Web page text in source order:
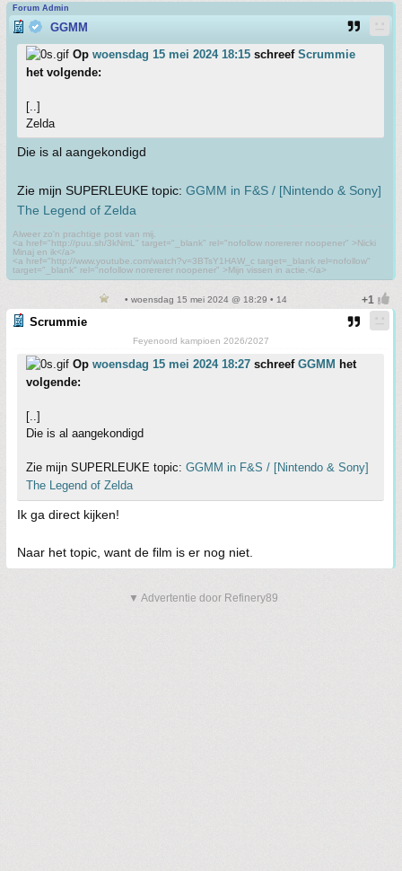
Forum Admin
GGMM
Op woensdag 15 mei 2024 18:15 schreef Scrummie
het volgende:
[..]
Zelda
Die is al aangekondigd
Zie mijn SUPERLEUKE topic: GGMM in F&S / [Nintendo & Sony]
The Legend of Zelda
Alweer zo'n prachtige post van mij.
<a href="http://puu.sh/3kNmL" target="_blank" rel="nofollow norererer noopener" >Nicki
Minaj en ik</a>
<a href="http://www.youtube.com/watch?v=3BTsY1HAW_c target=_blank rel=nofollow"
target="_blank" rel="nofollow norererer noopener" >Mijn vissen in actie.</a>
• woensdag 15 mei 2024 @ 18:29 • 14
Scrummie
Feyenoord kampioen 2026/2027
Op woensdag 15 mei 2024 18:27 schreef GGMM het
volgende:
[..]
Die is al aangekondigd
Zie mijn SUPERLEUKE topic: GGMM in F&S / [Nintendo & Sony]
The Legend of Zelda
Ik ga direct kijken!
Naar het topic, want de film is er nog niet.
▼ Advertentie door Refinery89